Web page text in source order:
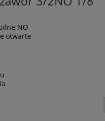
NO
otwarte